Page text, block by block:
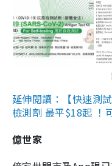
延伸閱讀：【快速測
檢測劑 最平$18起
億世家